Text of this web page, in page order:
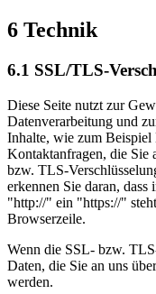
6 Technik
6.1 SSL/TLS-
Diese Seite nutzt zur
Datenverarbeitung und
Inhalte, wie zum
Kontaktanfragen, die Sie
bzw. TLS-
erkennen Sie daran, dass
"http://" ein "https://"
Browserzeile.
Wenn die SSL- bzw.
Daten, die Sie an uns
werden.